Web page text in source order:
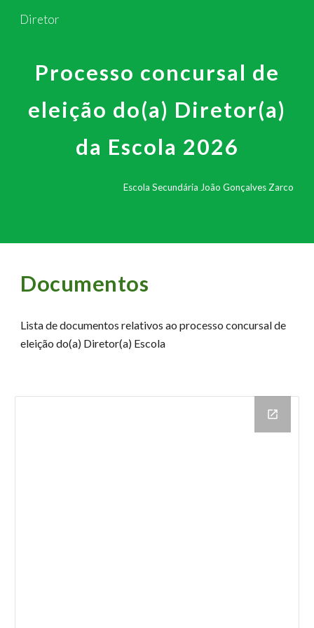
Skip to main content
Diretor
Processo concursal de
eleição do(a) Diretor(a)
da Escola 2026
Escola Secundária João Gonçalves Zarco
Documentos
Lista de documentos relativos ao processo concursal de
eleição do(a) Diretor(a) Escola